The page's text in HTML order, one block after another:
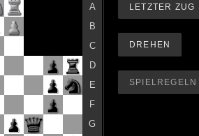
A
B
C
D
E
F
G
LETZTER ZUG
DREHEN
SPIELREGELN